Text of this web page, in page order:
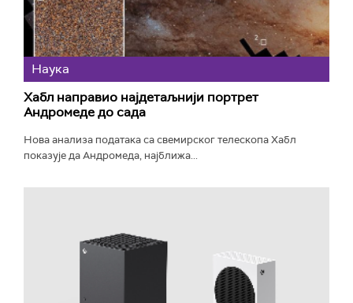
Наука
Хабл направио најдетаљнији портрет
Андромеде до сада
Нова анализа података са свемирског телескопа Хабл
показује да Андромеда, најближа...